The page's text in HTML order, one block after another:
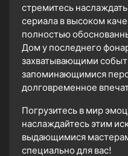
стремитесь
сериала в высоком
полностью
Дом у последнего
захватывающими
запоминающимися
долговременное
Погрузитесь в мир
наслаждайтесь этим
выдающимися
специально для вас!